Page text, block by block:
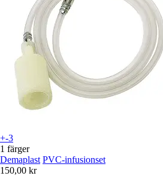
+-3
1 färger
Demaplast PVC-infusionset
150,00 kr